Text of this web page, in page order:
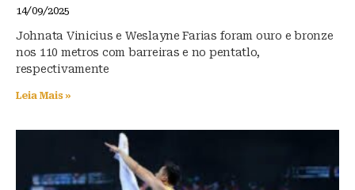
14/09/2025
Johnata Vinicius e Weslayne Farias foram ouro e bronze
nos 110 metros com barreiras e no pentatlo,
respectivamente
Leia Mais »